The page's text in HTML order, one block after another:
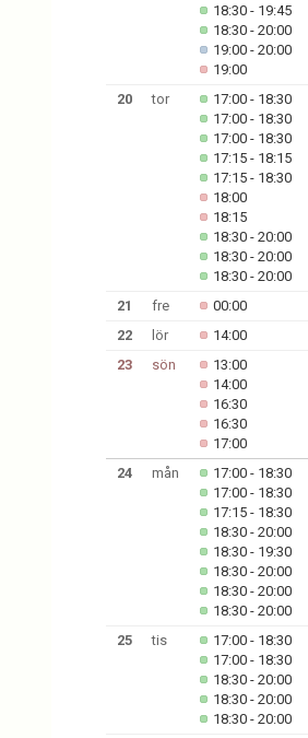
18:30 - 19:45
18:30 - 20:00
19:00 - 20:00
19:00
20
tor 17:00 - 18:30
17:00 - 18:30
17:00 - 18:30
17:15 - 18:15
17:15 - 18:30
18:00
18:15
18:30 - 20:00
18:30 - 20:00
18:30 - 20:00
21
fre 00:00
22
lör 14:00
23
sön 13:00
14:00
16:30
16:30
17:00
24
mån 17:00 - 18:30
17:00 - 18:30
17:15 - 18:30
18:30 - 20:00
18:30 - 19:30
18:30 - 20:00
18:30 - 20:00
18:30 - 20:00
25
tis 17:00 - 18:30
17:00 - 18:30
18:30 - 20:00
18:30 - 20:00
18:30 - 20:00